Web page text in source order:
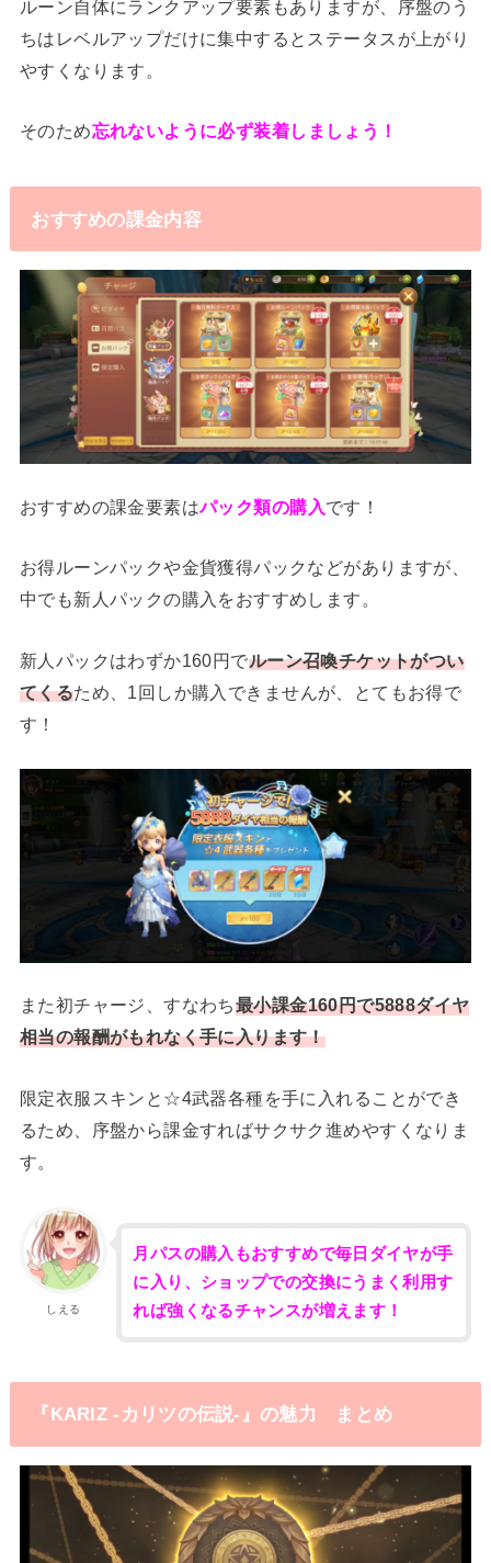
ルーン自体にランクアップ要素もありますが、序盤のう
ちはレベルアップだけに集中するとステータスが上がり
やすくなります。
そのため忘れないように必ず装着しましょう！
おすすめの課金内容
おすすめの課金要素はパック類の購入です！
お得ルーンパックや金貨獲得パックなどがありますが、
中でも新人パックの購入をおすすめします。
新人パックはわずか160円でルーン召喚チケットがつい
てくるため、1回しか購入できませんが、とてもお得で
す！
また初チャージ、すなわち最小課金160円で5888ダイヤ
相当の報酬がもれなく手に入ります！
限定衣服スキンと☆4武器各種を手に入れることができ
るため、序盤から課金すればサクサク進めやすくなりま
す。
しえる
月パスの購入もおすすめで毎日ダイヤが手
に入り、ショップでの交換にうまく利用す
れば強くなるチャンスが増えます！
『KARIZ -カリツの伝説-』の魅力 まとめ